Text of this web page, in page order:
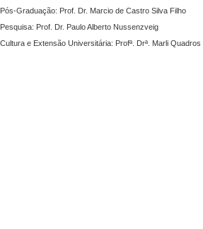
Pós-Graduação: Prof. Dr. Marcio de Castro Silva Filho
Pesquisa: Prof. Dr. Paulo Alberto Nussenzveig
Cultura e Extensão Universitária: Profª. Drª. Marli Quadros